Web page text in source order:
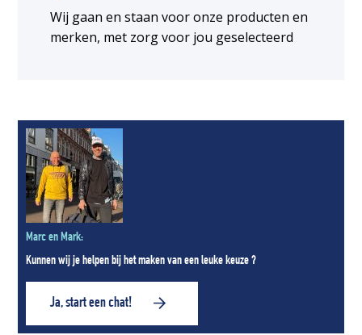
Wij gaan en staan voor onze producten en
merken, met zorg voor jou geselecteerd
Marc en Mark:
Kunnen wij je helpen bij het maken van een leuke keuze ?
Ja, start een chat!